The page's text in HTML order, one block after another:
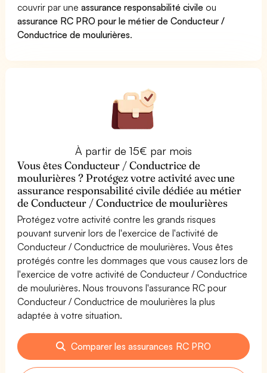
couvrir par uneassurance responsabilité civile ou
assurance RC PRO pour le métier de Conducteur /
Conductrice de moulurières.
À partir de 15€ par mois
Vous êtes Conducteur / Conductrice de
moulurières ? Protégez votre activité avec une
assurance responsabilité civile dédiée au métier
de Conducteur / Conductrice de moulurières
Protégez votre activité contre les grands risques
pouvant survenir lors de l'exercice de l'activité de
Conducteur / Conductrice de moulurières. Vous êtes
protégés contre les dommages que vous causez lors de
l'exercice de votre activité de Conducteur / Conductrice
de moulurières. Nous trouvons l'assurance RC pour
Conducteur / Conductrice de moulurières la plus
adaptée à votre situation.
Comparer les assurances RC PRO